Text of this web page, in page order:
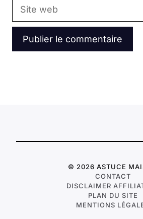
Site
web
© 2026 ASTUCE
CONTACT
DISCLAIMER
PLAN DU SITE
MENTIONS